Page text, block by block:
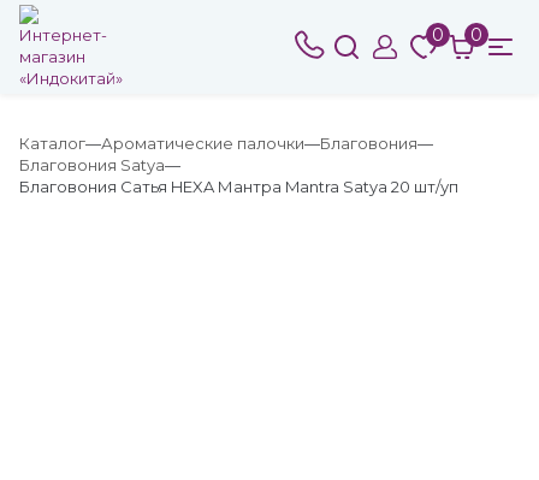
0 0
Каталог Ароматические палочки
Благовония
Благовония Satya
Благовония Сатья HEXA Мантра Mantra Satya 20 шт/уп